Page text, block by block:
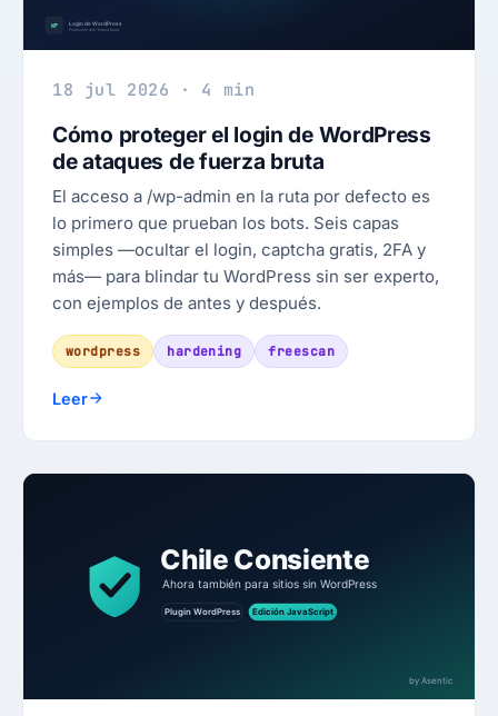
18 jul 2026 · 4 min
Cómo proteger el login de WordPress
de ataques de fuerza bruta
El acceso a /wp-admin en la ruta por defecto es
lo primero que prueban los bots. Seis capas
simples —ocultar el login, captcha gratis, 2FA y
más— para blindar tu WordPress sin ser experto,
con ejemplos de antes y después.
wordpress hardening freescan
Leer